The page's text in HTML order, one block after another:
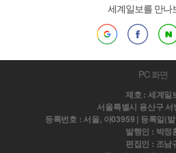
세계일보를 만나
PC 화면
제호 : 세계일
서울특별시 용산구 서
등록번호 : 서울, 아03959 | 등록일(
발행인 : 박정
편집인 : 조남